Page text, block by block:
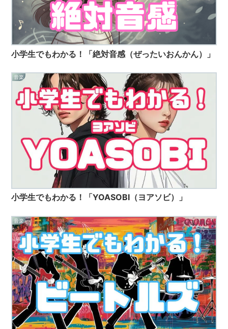
小学生でもわかる！「絶対音感（ぜったいおんかん）」
音楽
小学生でもわかる！「YOASOBI（ヨアソビ）」
音楽